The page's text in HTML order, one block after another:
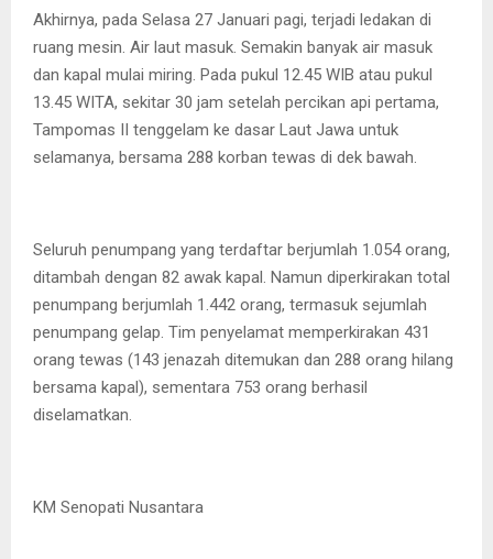
Akhirnya, pada Selasa 27 Januari pagi, terjadi ledakan di
ruang mesin. Air laut masuk. Semakin banyak air masuk
dan kapal mulai miring. Pada pukul 12.45 WIB atau pukul
13.45 WITA, sekitar 30 jam setelah percikan api pertama,
Tampomas II tenggelam ke dasar Laut Jawa untuk
selamanya, bersama 288 korban tewas di dek bawah.
Seluruh penumpang yang terdaftar berjumlah 1.054 orang,
ditambah dengan 82 awak kapal. Namun diperkirakan total
penumpang berjumlah 1.442 orang, termasuk sejumlah
penumpang gelap. Tim penyelamat memperkirakan 431
orang tewas (143 jenazah ditemukan dan 288 orang hilang
bersama kapal), sementara 753 orang berhasil
diselamatkan.
KM Senopati Nusantara